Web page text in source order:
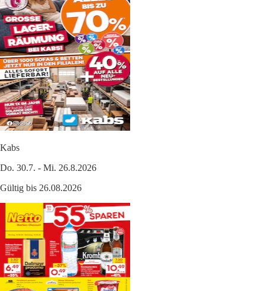
Kabs
Do. 30.7. - Mi. 26.8.2026
Gültig bis 26.08.2026